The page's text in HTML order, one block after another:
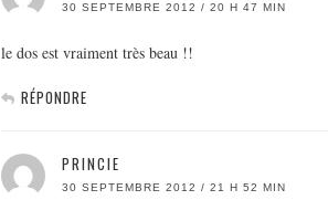
30 SEPTEMBRE 2012 / 20 H 47 MIN
le dos est vraiment très beau !!
RÉPONDRE
PRINCIE
30 SEPTEMBRE 2012 / 21 H 52 MIN